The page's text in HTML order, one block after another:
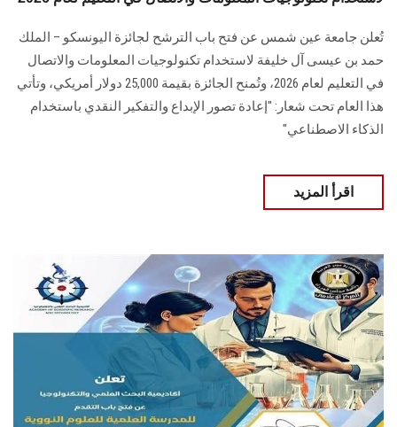
تُعلن جامعة عين شمس عن فتح باب الترشح لجائزة اليونسكو – الملك
حمد بن عيسى آل خليفة لاستخدام تكنولوجيات المعلومات والاتصال
في التعليم لعام 2026، وتُمنح الجائزة بقيمة 25,000 دولار أمريكي، وتأتي
هذا العام تحت شعار: "إعادة تصور الإبداع والتفكير النقدي باستخدام
الذكاء الاصطناعي"
اقرأ المزيد